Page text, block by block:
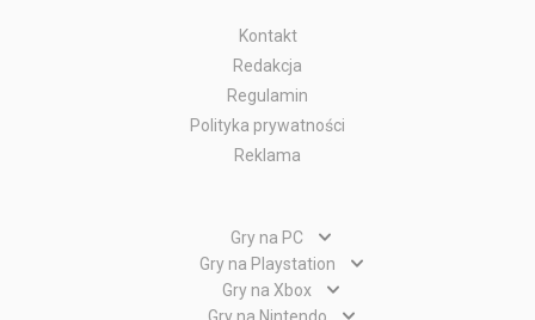
Kontakt
Redakcja
Regulamin
Polityka prywatności
Reklama
Gry na PC
Gry PC
Gry WWW
Gry na Playstation
Gry PlayStation 5
Gry na Xbox
Gry Xbox Series X